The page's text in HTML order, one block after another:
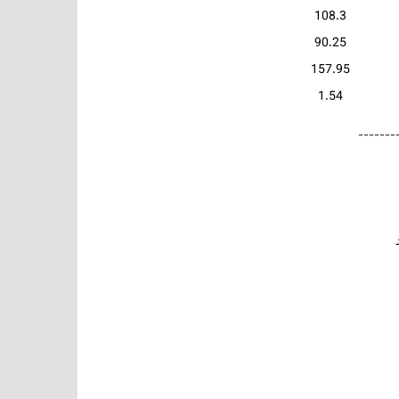
108.3
90.25
157.95
1.54